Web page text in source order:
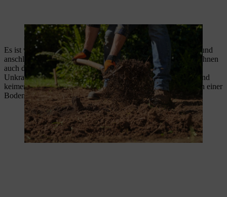
Zum Umgraben eignet sich eine Grabegabel.
Es ist wichtig, den Boden zwei Wochen lang ruhen zu lassen und
anschließend aufgekeimtes Unkraut abzuhacken. Das erspart Ihnen
auch das Walzen, da sich der Boden setzt und trittfest wird.
Unkrautsamen bleiben im Boden über Jahrzehnte keimfähig und
keimen, sobald sie optimale Bedingungen haben – so wie nach einer
Bodenlockerung.